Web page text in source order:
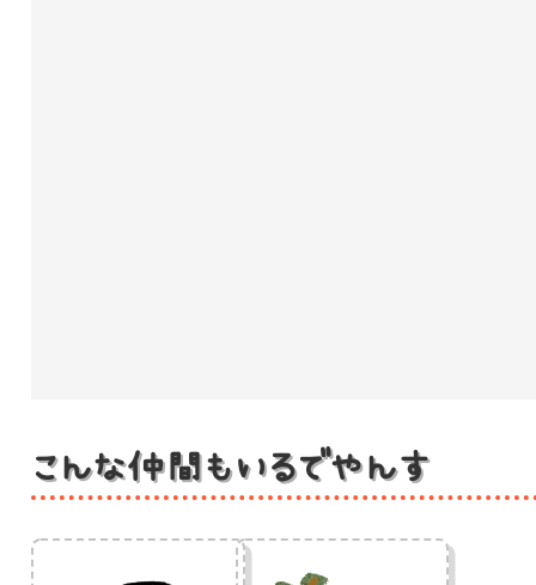
こんな仲間もいるでやんす